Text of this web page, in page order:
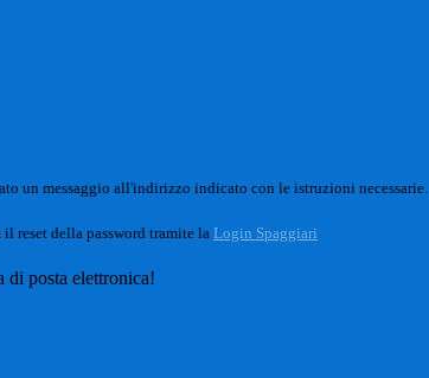
un messaggio all'indirizzo indicato con le istruzioni necessarie.
reset della password tramite la Login Spaggiari
di posta elettronica!